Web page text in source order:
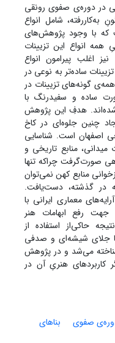
در دوره‌ی صفوی رونقی
به‌کاررفته، شامل انواع
با وجود پژوهش‌های
همه انواع این تزیینات
اغلب پیرامون انواع
ساده‌تر به نوعی در
گونه‌های تزیینات در
ساده و سفیدرنگ با
هدفِ این پژوهش
چنین جلوه‌ای در کاخ
اصفهان است. شناسایی
میدانی، منابع تاریخی و
صورت‌گرفت چراکه تنها
منابع کهن نمی‌توان
در گذشته، دست‌یافت.
معماری ایرانی با
رفع ابهامات هنر
حاکی‌از استفاده از
جلای شیشه‌ای و صدفی
می‌شد و در پژوهش
کاربردهای هنریِ آن در
صفوی
بناهای